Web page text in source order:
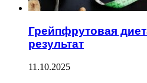
Грейпфрутовая
результат
11.10.2025